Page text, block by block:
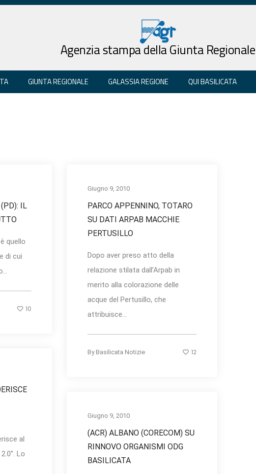
Agenzia stampa della Giunta Regionale
GIUNTA REGIONALE GALASSIA REGIONE QUI BASILICATA
IL
quello
di cui
10
Giugno 9, 2010
PARCO APPENNINO, TOTARO
SU DATI ARPAB MACCHIE
PERTUSILLO
Dopo aver preso atto della
relazione stilata dall’Arpab in
merito alla colorazione delle
acque del Pertusillo, che
attribuisce...
By Basilicata Notizie 12
al
Lo
Giugno 9, 2010
(ACR) ALBANO (CORECOM) SU
RINNOVO ORGANISMI ODG
BASILICATA